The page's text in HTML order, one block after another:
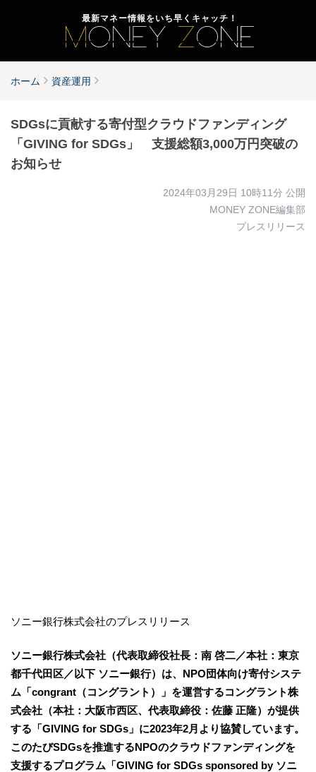
最新マネー情報をいち早くキャッチ！
ホーム 資産運用
SDGsに貢献する寄付型クラウドファンディング
「GIVING for SDGs」 支援総額3,000万円突破の
お知らせ
2024年03月29日 10時11分 公開
MONEY ZONE編集部
プレスリリース
ソニー銀行株式会社のプレスリリース
ソニー銀行株式会社（代表取締役社長：南 啓二／本社：東京
都千代田区／以下 ソニー銀行）は、NPO団体向け寄付システ
ム「congrant（コングラント）」を運営するコングラント株
式会社（本社：大阪市西区、代表取締役：佐藤 正隆）が提供
する「GIVING for SDGs」に2023年2月より協賛しています。
このたびSDGsを推進するNPOのクラウドファンディングを
支援するプログラム「GIVING for SDGs sponsored by ソニ